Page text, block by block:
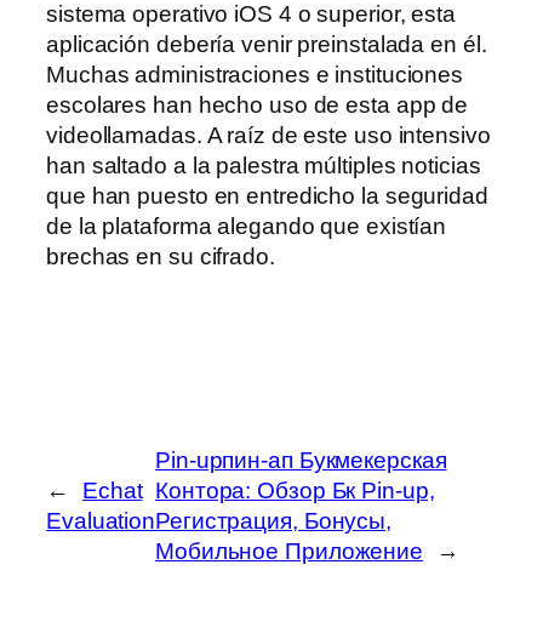
sistema operativo iOS 4 o superior, esta
aplicación debería venir preinstalada en él.
Muchas administraciones e instituciones
escolares han hecho uso de esta app de
videollamadas. A raíz de este uso intensivo
han saltado a la palestra múltiples noticias
que han puesto en entredicho la seguridad
de la plataforma alegando que existían
brechas en su cifrado.
←
Echat
Evaluation
Pin-upпин-ап Букмекерская
Контора: Обзор Бк Pin-up,
Регистрация, Бонусы,
Мобильное Приложение
→